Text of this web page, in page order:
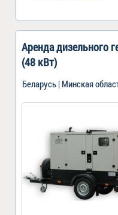
Аренда дизельного
(48 кВт)
Беларусь | Минская